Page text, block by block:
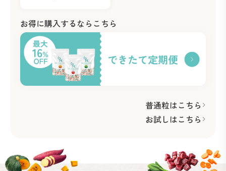
お得に購入するならこちら
普通粒はこちら
お試しはこちら